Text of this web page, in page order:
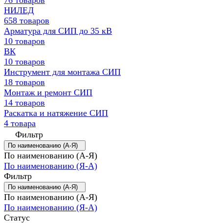
НИЛЕД
658 товаров
Арматура для СИП до 35 кВ
10 товаров
ВК
10 товаров
Инструмент для монтажа СИП
18 товаров
Монтаж и ремонт СИП
14 товаров
Раскатка и натяжение СИП
4 товара
Фильтр
По наименованию (А-Я)
По наименованию (А-Я)
По наименованию (Я-А)
Фильтр
По наименованию (А-Я)
По наименованию (А-Я)
По наименованию (Я-А)
Статус